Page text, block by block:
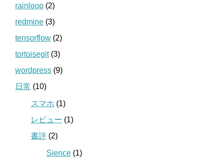
rainloop (2)
redmine (3)
tensorflow (2)
tortoisegit(3)
wordpress (9)
日常 (10)
スマホ (1)
レビュー (1)
書評 (2)
Sience (1)